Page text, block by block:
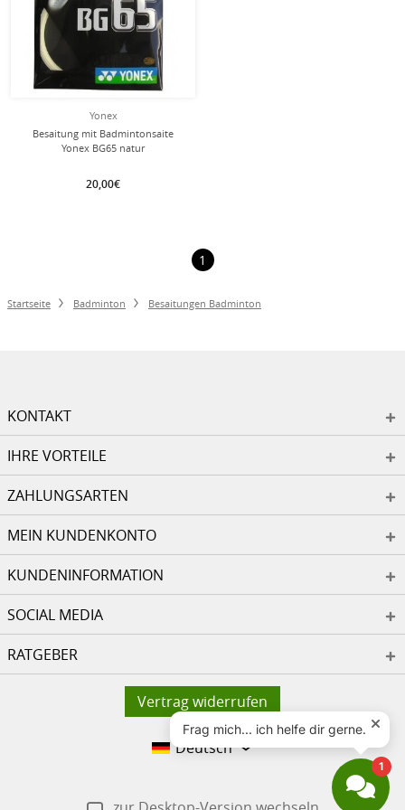
Yonex
Besaitung mit Badmintonsaite
Yonex BG65 natur
20,00€
1
Startseite Badminton Besaitungen Badminton
KONTAKT
IHRE VORTEILE
ZAHLUNGSARTEN
MEIN KUNDENKONTO
KUNDENINFORMATION
SOCIAL MEDIA
RATGEBER
Vertrag widerrufen
Deutsch